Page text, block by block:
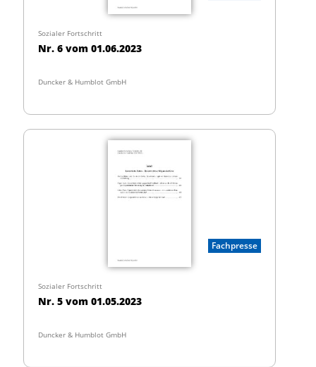
Sozialer Fortschritt
Nr. 6 vom 01.06.2023
Duncker & Humblot GmbH
Fachpresse
Sozialer Fortschritt
Nr. 5 vom 01.05.2023
Duncker & Humblot GmbH